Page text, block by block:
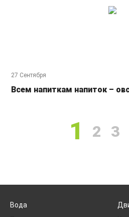
27 Сентября
Всем напиткам напиток –
1 2 3
Вода